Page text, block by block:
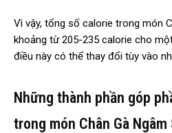
Vì vậy, tổng số calorie trong món
khoảng từ 205-235 calorie cho
điều này có thể thay đổi tùy vào
Những thành phần góp
trong món Chân Gà Ngâm